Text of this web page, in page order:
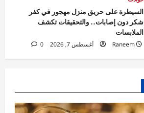
مقتل مسن بورسعيد.. العثور على رجل مُقيد
اليدين والقدمين داخل منزله والأمن يكثف
التحريات
Raneem
أغسطس 7, 2026 0
الأصفر
Nada Alaa
أغسطس 7, 2026 0